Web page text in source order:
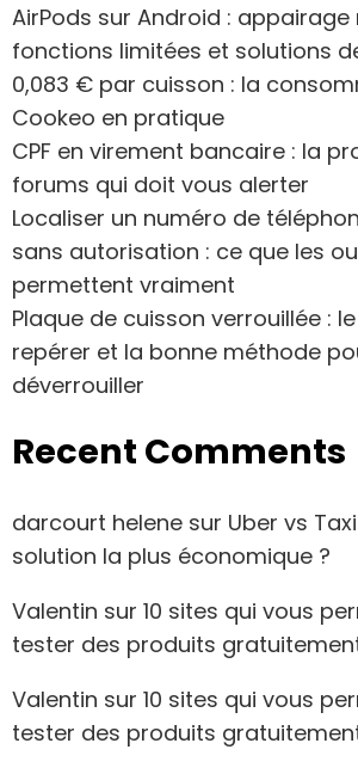
AirPods sur Android : appairage
fonctions limitées et solutions
0,083 € par cuisson : la
Cookeo en pratique
CPF en virement bancaire : la
forums qui doit vous alerter
Localiser un numéro de
sans autorisation : ce que les
permettent vraiment
Plaque de cuisson verrouillée :
repérer et la bonne méthode
déverrouiller
Recent Comments
darcourt helene sur Uber vs
solution la plus économique ?
Valentin sur 10 sites qui vous
tester des produits
Valentin sur 10 sites qui vous
tester des produits